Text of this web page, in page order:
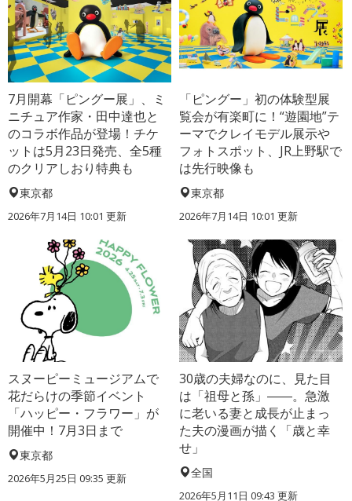
7月開幕「ピングー展」、ミ
ニチュア作家・田中達也と
のコラボ作品が登場！チケ
ットは5月23日発売、全5種
のクリアしおり特典も
東京都
2026年7月14日 10:01 更新
「ピングー」初の体験型展
覧会が有楽町に！“遊園地”テ
ーマでクレイモデル展示や
フォトスポット、JR上野駅で
は先行映像も
東京都
2026年7月14日 10:01 更新
スヌーピーミュージアムで
花だらけの季節イベント
「ハッピー・フラワー」が
開催中！7月3日まで
東京都
2026年5月25日 09:35 更新
30歳の夫婦なのに、見た目
は「祖母と孫」――。急激
に老いる妻と成長が止まっ
た夫の漫画が描く「歳と幸
せ」
全国
2026年5月11日 09:43 更新